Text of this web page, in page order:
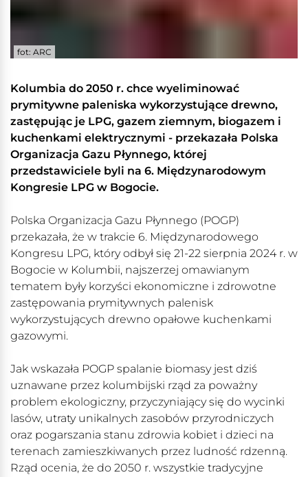
fot: ARC
Kolumbia do 2050 r. chce wyeliminować
prymitywne paleniska wykorzystujące drewno,
zastępując je LPG, gazem ziemnym, biogazem i
kuchenkami elektrycznymi - przekazała Polska
Organizacja Gazu Płynnego, której
przedstawiciele byli na 6. Międzynarodowym
Kongresie LPG w Bogocie.
Polska Organizacja Gazu Płynnego (POGP)
przekazała, że w trakcie 6. Międzynarodowego
Kongresu LPG, który odbył się 21-22 sierpnia 2024 r. w
Bogocie w Kolumbii, najszerzej omawianym
tematem były korzyści ekonomiczne i zdrowotne
zastępowania prymitywnych palenisk
wykorzystujących drewno opałowe kuchenkami
gazowymi.
Jak wskazała POGP spalanie biomasy jest dziś
uznawane przez kolumbijski rząd za poważny
problem ekologiczny, przyczyniający się do wycinki
lasów, utraty unikalnych zasobów przyrodniczych
oraz pogarszania stanu zdrowia kobiet i dzieci na
terenach zamieszkiwanych przez ludność rdzenną.
Rząd ocenia, że do 2050 r. wszystkie tradycyjne